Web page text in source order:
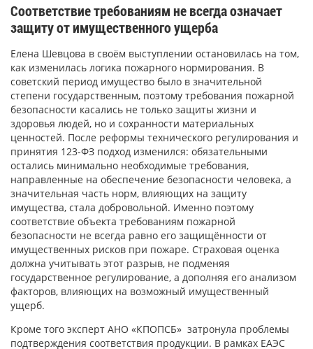
Соответствие требованиям не всегда означает
защиту от имущественного ущерба
Елена Шевцова в своём выступлении остановилась на том,
как изменилась логика пожарного нормирования. В
советский период имущество было в значительной
степени государственным, поэтому требования пожарной
безопасности касались не только защиты жизни и
здоровья людей, но и сохранности материальных
ценностей. После реформы технического регулирования и
принятия 123-ФЗ подход изменился: обязательными
остались минимально необходимые требования,
направленные на обеспечение безопасности человека, а
значительная часть норм, влияющих на защиту
имущества, стала добровольной. Именно поэтому
соответствие объекта требованиям пожарной
безопасности не всегда равно его защищённости от
имущественных рисков при пожаре. Страховая оценка
должна учитывать этот разрыв, не подменяя
государственное регулирование, а дополняя его анализом
факторов, влияющих на возможный имущественный
ущерб.
Кроме того эксперт АНО «КПОПСБ» затронула проблемы
подтверждения соответствия продукции. В рамках ЕАЭС